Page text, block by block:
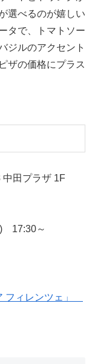
選べるのが嬉しい
タで、トマトソー
ジルのアクセント
ザの価格にプラス
田プラザ 1F
17:30～
フィレンツェ」